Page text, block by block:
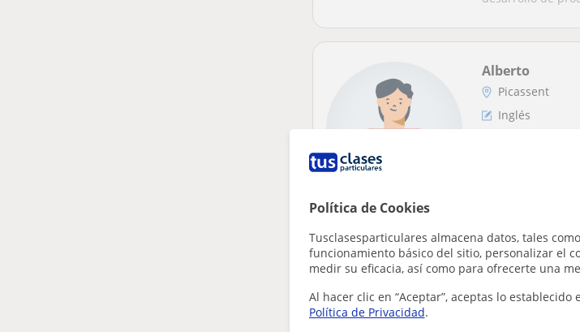
Política de Cookies
Tusclasesparticulares almacena datos, tales
funcionamiento básico del sitio, personalizar el
medir su eficacia, así como para ofrecerte una
Al hacer clic en “Aceptar”, aceptas lo establecido
Política de Privacidad.
Alberto
Picassent
Inglés
Graduado
aplicadas y
No te daré el
Maria